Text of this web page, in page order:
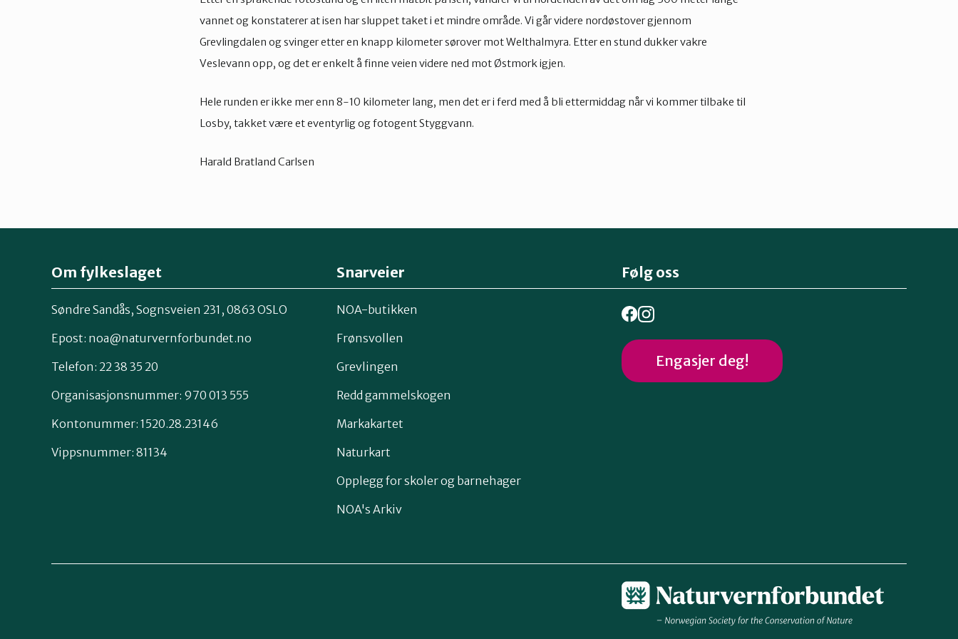
vannet og konstaterer at isen har sluppet taket i et mindre område. Vi går videre nordøstover gjennom
Grevlingdalen og svinger etter en knapp kilometer sørover mot Welthalmyra. Etter en stund dukker vakre
Veslevann opp, og det er enkelt å finne veien videre ned mot Østmork igjen.
Hele runden er ikke mer enn 8-10 kilometer lang, men det er i ferd med å bli ettermiddag når vi kommer tilbake til
Losby, takket være et eventyrlig og fotogent Styggvann.
Harald Bratland Carlsen
Om fylkeslaget
Søndre Sandås, Sognsveien 231, 0863 OSLO
Epost: noa@naturvernforbundet.no
Telefon: 22 38 35 20
Organisasjonsnummer: 970 013 555
Kontonummer: 1520.28.23146
Vippsnummer: 81134
Snarveier
NOA-butikken
Frønsvollen
Grevlingen
Redd gammelskogen
Markakartet
Naturkart
Opplegg for skoler og barnehager
NOA's Arkiv
Følg oss
Engasjer deg!